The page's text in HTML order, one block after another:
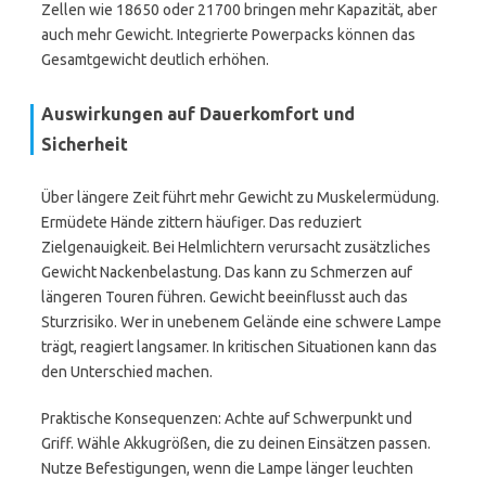
Zellen wie 18650 oder 21700 bringen mehr Kapazität, aber
auch mehr Gewicht. Integrierte Powerpacks können das
Gesamtgewicht deutlich erhöhen.
Auswirkungen auf Dauerkomfort und
Sicherheit
Über längere Zeit führt mehr Gewicht zu Muskelermüdung.
Ermüdete Hände zittern häufiger. Das reduziert
Zielgenauigkeit. Bei Helmlichtern verursacht zusätzliches
Gewicht Nackenbelastung. Das kann zu Schmerzen auf
längeren Touren führen. Gewicht beeinflusst auch das
Sturzrisiko. Wer in unebenem Gelände eine schwere Lampe
trägt, reagiert langsamer. In kritischen Situationen kann das
den Unterschied machen.
Praktische Konsequenzen: Achte auf Schwerpunkt und
Griff. Wähle Akkugrößen, die zu deinen Einsätzen passen.
Nutze Befestigungen, wenn die Lampe länger leuchten